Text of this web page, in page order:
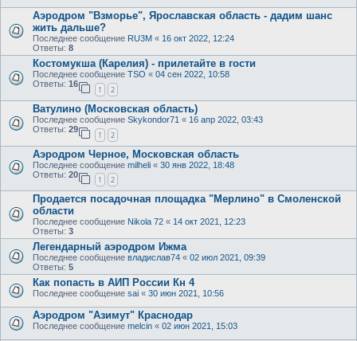
Аэродром "Взморье", Ярославская область - дадим шанс
жить дальше?
Последнее сообщение RU3M « 16 окт 2022, 12:24
Ответы: 8
Костомукша (Карелия) - прилетайте в гости
Последнее сообщение TSO « 04 сен 2022, 10:58
Ответы: 16
1 2
Ватулино (Московская область)
Последнее сообщение Skykondor71 « 16 апр 2022, 03:43
Ответы: 29
1 2
Аэродром Черное, Московская область
Последнее сообщение milheli « 30 янв 2022, 18:48
Ответы: 20
1 2
Продается посадочная площадка "Мерлино" в Смоленской
области
Последнее сообщение Nikola 72 « 14 окт 2021, 12:23
Ответы: 3
Легендарный аэродром Ижма
Последнее сообщение владислав74 « 02 июл 2021, 09:39
Ответы: 5
Как попасть в АИП России Кн 4
Последнее сообщение sai « 30 июн 2021, 10:56
Аэродром "Азимут" Краснодар
Последнее сообщение melcin « 02 июн 2021, 15:03